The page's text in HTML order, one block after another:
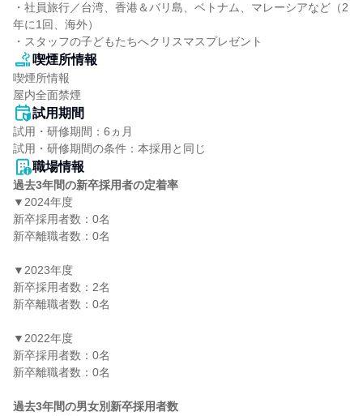
・社員旅行／台湾、香港＆バリ島、ベトナム、マレーシアなど（2
年に1回、海外）
・スタッフの子どもたちへクリスマスプレゼント
喫煙所情報
喫煙所情報
屋内全面禁煙
試用期間
試用・研修期間：6ヵ月
職場情報
過去3年間の新卒採用者の定着率
▼2024年度
新卒採用者数：0名
新卒離職者数：0名
▼2023年度
新卒採用者数：2名
新卒離職者数：0名
▼2022年度
新卒採用者数：0名
新卒離職者数：0名
過去3年間の男女別新卒採用者数